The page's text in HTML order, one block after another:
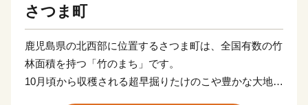
さつま町
鹿児島県の北西部に位置するさつま町は、全国有数の竹
林面積を持つ「竹のまち」です。
10月頃から収穫される超早掘りたけのこや豊かな大地で